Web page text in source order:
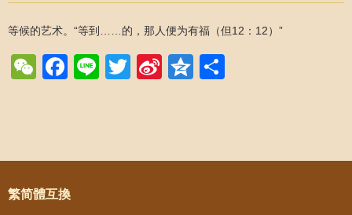
等候的艺术。“等到……的，那人便为有福（但12：12）”
WeChat
Facebook
LineTwitter
SinaQzone
Post navigation
繁简體互換